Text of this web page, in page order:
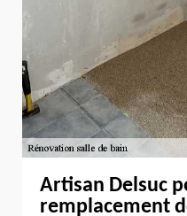
Artisan Delsuc
remplacement